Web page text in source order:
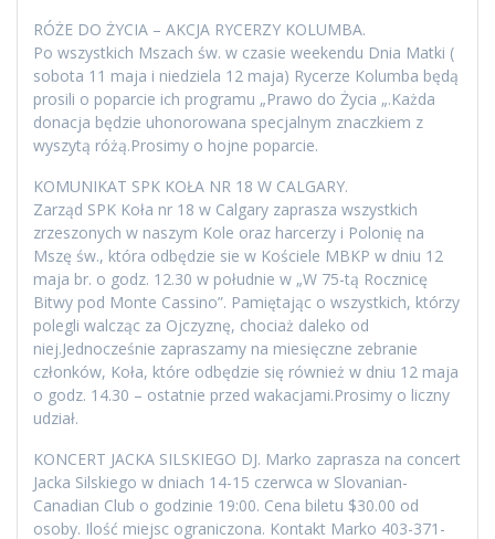
RÓŻE DO ŻYCIA – AKCJA RYCERZY KOLUMBA.
Po wszystkich Mszach św. w czasie weekendu Dnia Matki (
sobota 11 maja i niedziela 12 maja) Rycerze Kolumba będą
prosili o poparcie ich programu „Prawo do Życia „.Każda
donacja będzie uhonorowana specjalnym znaczkiem z
wyszytą różą.Prosimy o hojne poparcie.
KOMUNIKAT SPK KOŁA NR 18 W CALGARY.
Zarząd SPK Koła nr 18 w Calgary zaprasza wszystkich
zrzeszonych w naszym Kole oraz harcerzy i Polonię na
Mszę św., która odbędzie sie w Kościele MBKP w dniu 12
maja br. o godz. 12.30 w południe w „W 75-tą Rocznicę
Bitwy pod Monte Cassino”. Pamiętając o wszystkich, którzy
polegli walcząc za Ojczyznę, chociaż daleko od
niej.Jednocześnie zapraszamy na miesięczne zebranie
członków, Koła, które odbędzie się również w dniu 12 maja
o godz. 14.30 – ostatnie przed wakacjami.Prosimy o liczny
udział.
KONCERT JACKA SILSKIEGO DJ. Marko zaprasza na concert
Jacka Silskiego w dniach 14-15 czerwca w Slovanian-
Canadian Club o godzinie 19:00. Cena biletu $30.00 od
osoby. Ilość miejsc ograniczona. Kontakt Marko 403-371-